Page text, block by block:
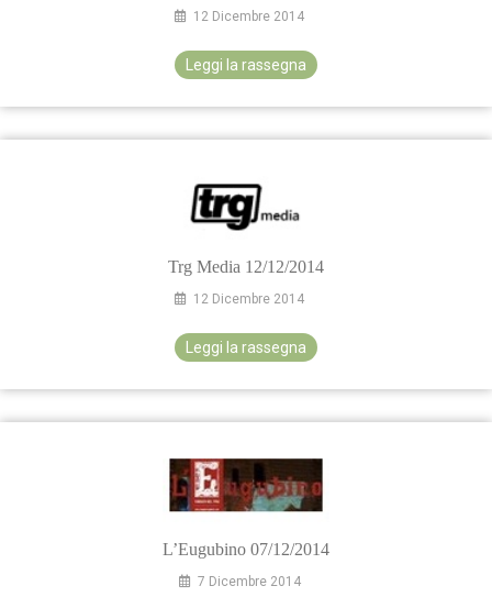
12 Dicembre 2014
Leggi la rassegna
Trg Media 12/12/2014
12 Dicembre 2014
Leggi la rassegna
L’Eugubino 07/12/2014
7 Dicembre 2014